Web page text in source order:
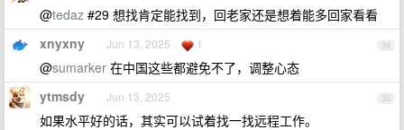
@tedaz #29 想找肯定能找到，回老家还是想着能多回家看看
34
xnyxny Jun 13, 2025 1
@sumarker 在中国这些都避免不了，调整心态
35
ytmsdy Jun 13, 2025
如果水平好的话，其实可以试着找一找远程工作。